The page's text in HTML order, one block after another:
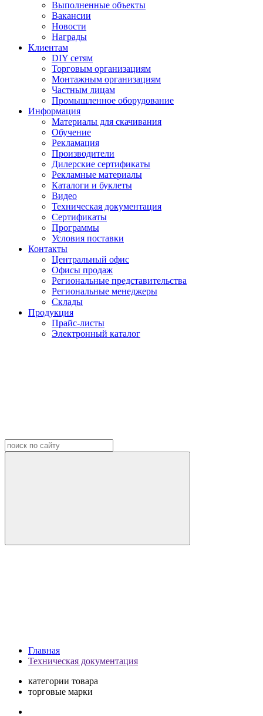
Выполненные объекты
Вакансии
Новости
Награды
Клиентам
DIY сетям
Торговым организациям
Монтажным организациям
Частным лицам
Промышленное оборудование
Информация
Материалы для скачивания
Обучение
Рекламация
Производители
Дилерские сертификаты
Рекламные материалы
Каталоги и буклеты
Видео
Техническая документация
Сертификаты
Программы
Условия поставки
Контакты
Центральный офис
Офисы продаж
Региональные представительства
Региональные менеджеры
Склады
Продукция
Прайс-листы
Электронный каталог
Главная
Техническая документация
категории товара
торговые марки